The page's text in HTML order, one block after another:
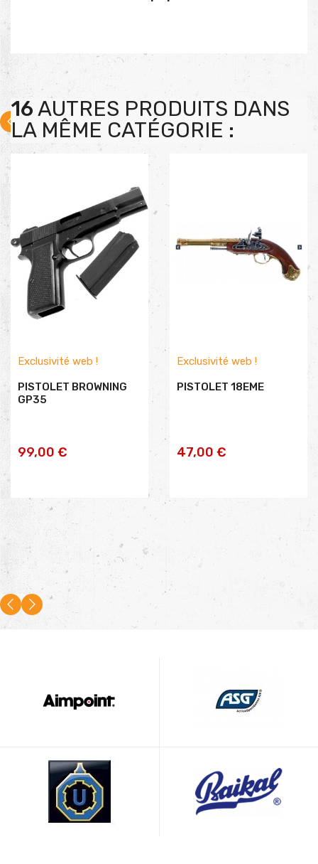
16AUTRES PRODUITS DANS
LA MÊME CATÉGORIE :
Exclusivité web !
PISTOLET BROWNING
GP35
99,00 €
AJOUTER AU PANIER
Exclusivité web !
PISTOLET 18EME
47,00 €
AJOUTER AU PANIER